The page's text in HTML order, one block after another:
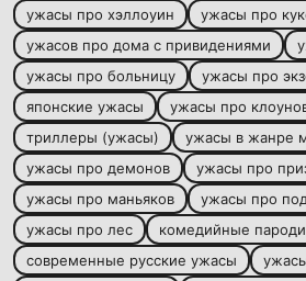
ужасы про хэллоуин
ужасы про
ужасов про дома с привидениями
ужасы про больницу
ужасы про
японские ужасы
ужасы про
триллеры (ужасы)
ужасы в жанре
ужасы про демонов
ужасы про
ужасы про маньяков
ужасы про
ужасы про лес
комедийные
современные русские ужасы